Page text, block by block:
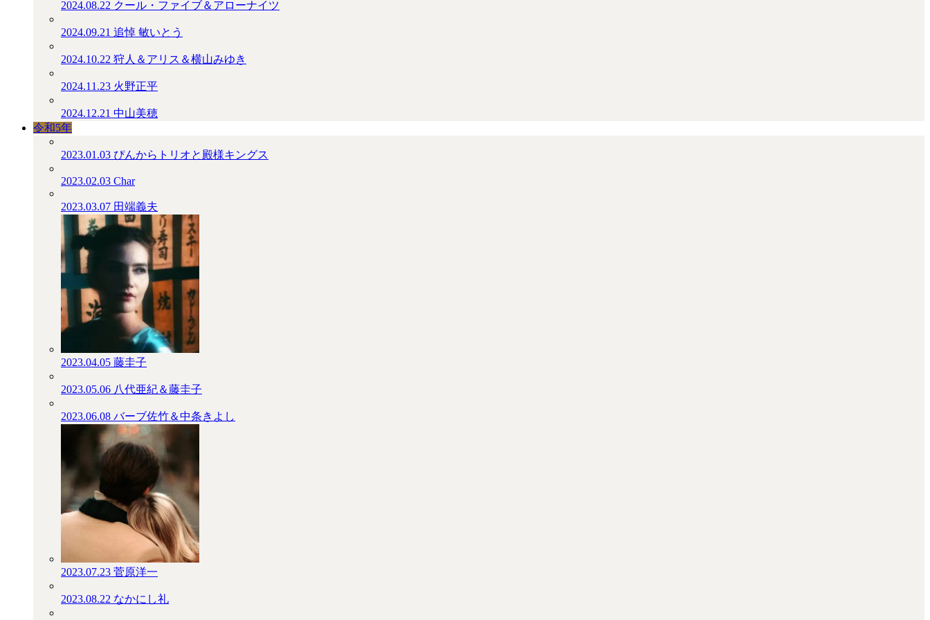
2024.08.22 クール・ファイブ＆アローナイツ
2024.09.21 追悼 敏いとう
2024.10.22 狩人＆アリス＆横山みゆき
2024.11.23 火野正平
2024.12.21 中山美穂
令和5年
2023.01.03 ぴんからトリオと殿様キングス
2023.02.03 Char
2023.03.07 田端義夫
2023.04.05 藤圭子
2023.05.06 八代亜紀＆藤圭子
2023.06.08 バーブ佐竹＆中条きよし
2023.07.23 菅原洋一
2023.08.22 なかにし礼